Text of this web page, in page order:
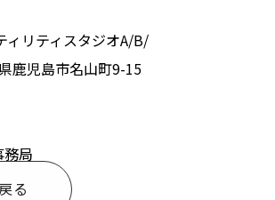
ィリティスタジオA/B/
鹿児島市名山町9-15
局
る